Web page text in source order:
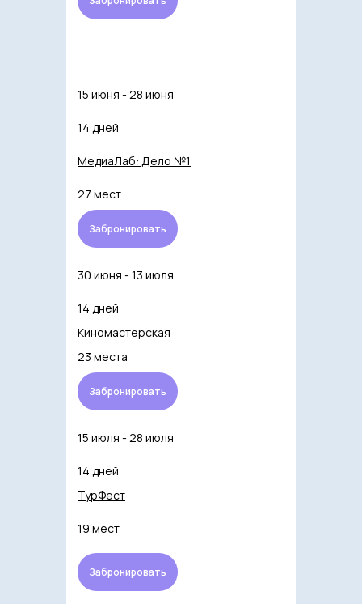
Забронировать
19 мест
ТурФест
14 дней
15 июля - 28 июля
Забронировать
23 места
Киномастерская
14 дней
30 июня - 13 июля
Забронировать
27 мест
МедиаЛаб: Дело №1
14 дней
15 июня - 28 июня